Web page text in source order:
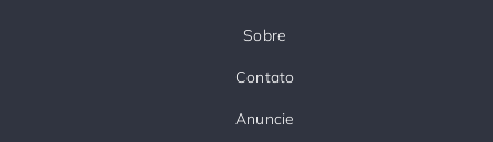
Sobre
Contato
Anuncie